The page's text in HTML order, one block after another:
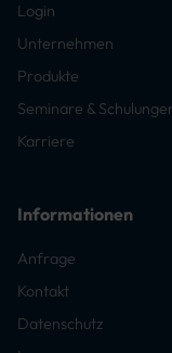
Login
Unternehmen
Produkte
Seminare &
Karriere
Informationen
Anfrage
Kontakt
Datenschutz